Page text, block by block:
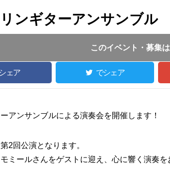
ンギターアンサンブル
このイベント・募集
ェア でシェア
アンサンブルによる演奏会を開催します！
2回公演となります。
ミールさんをゲストに迎え、心に響く演奏を